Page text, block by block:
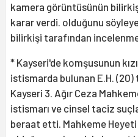
kamera görüntüsünün
karar verdi. olduğunu
bilirkişi tarafından
* Kayseri'de komşusunun
istismarda bulunan E.H. (20)
Kayseri 3. Ağır Ceza
istismarı ve cinsel taciz
beraat etti. Mahkeme